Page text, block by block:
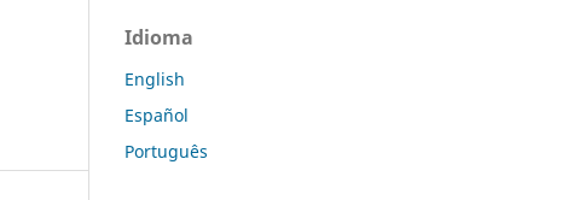
Idioma
English
Español
Português